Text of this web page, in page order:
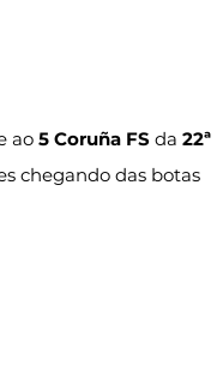
ao 5 Coruña FS da 22ª
chegando das botas